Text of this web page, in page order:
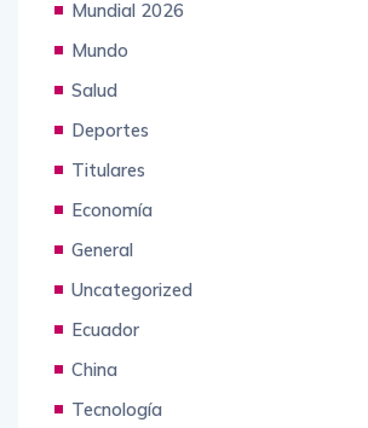
Mundial 2026
Mundo
Salud
Deportes
Titulares
Economía
General
Uncategorized
Ecuador
China
Tecnología